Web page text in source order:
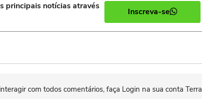
principais notícias através
Inscreva-se
com todos comentários, faça Login na sua conta Terra